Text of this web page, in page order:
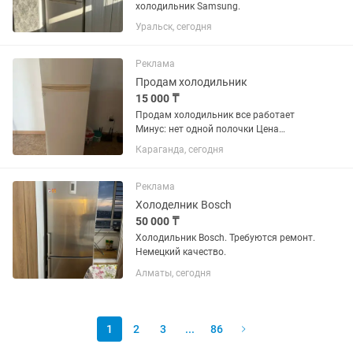
холодильник Samsung.
Уральск, сегодня
Реклама
Продам холодильник
15 000 ₸
Продам холодильник все работает
Минус: нет одной полочки Цена
договорная
Караганда, сегодня
Реклама
Холоделник Bosch
50 000 ₸
Холодильник Bosch. Требуются ремонт.
Немецкий качество.
Алматы, сегодня
1 2 3 ... 86